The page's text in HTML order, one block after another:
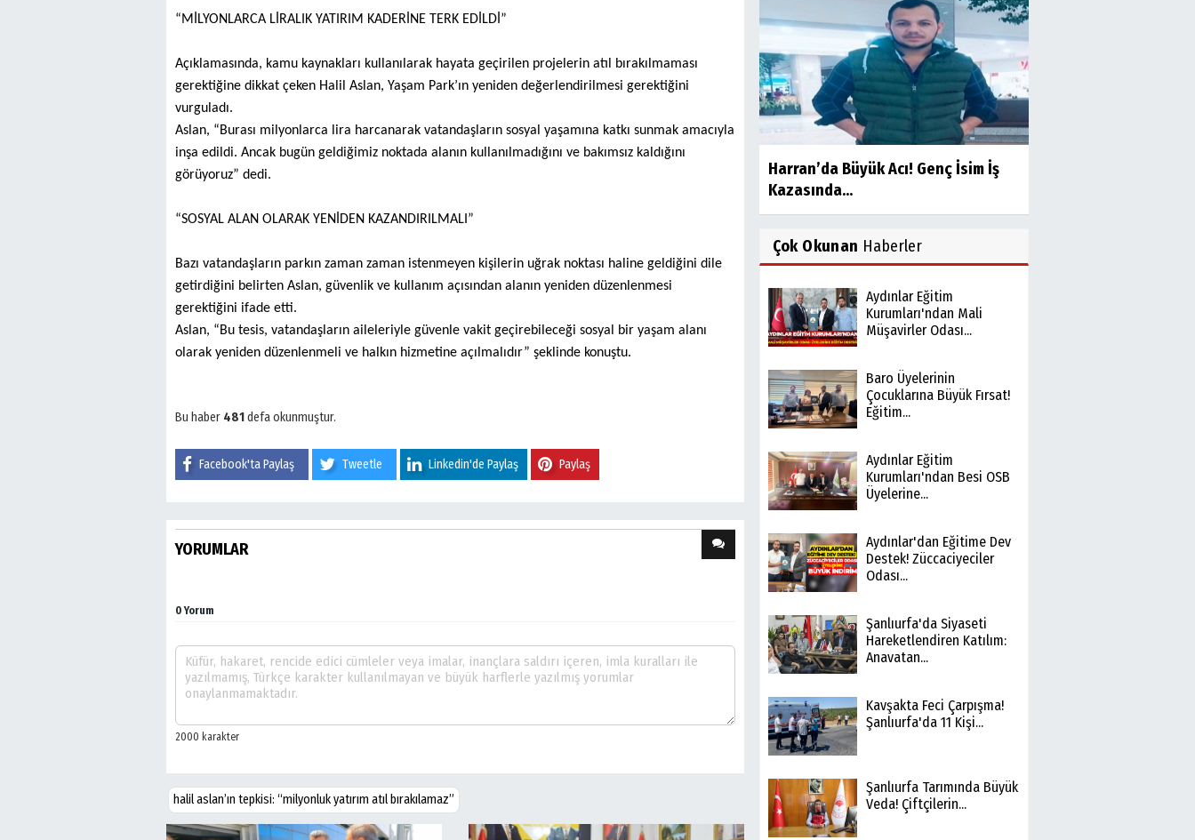
“MİLYONLARCA LİRALIK YATIRIM KADERİNE TERK EDİLDİ”
Açıklamasında, kamu kaynakları kullanılarak hayata geçirilen projelerin atıl bırakılmaması
gerektiğine dikkat çeken Halil Aslan, Yaşam Park’ın yeniden değerlendirilmesi gerektiğini
vurguladı.
Aslan, “Burası milyonlarca lira harcanarak vatandaşların sosyal yaşamına katkı sunmak amacıyla
inşa edildi. Ancak bugün geldiğimiz noktada alanın kullanılmadığını ve bakımsız kaldığını
görüyoruz” dedi.
“SOSYAL ALAN OLARAK YENİDEN KAZANDIRILMALI”
Bazı vatandaşların parkın zaman zaman istenmeyen kişilerin uğrak noktası haline geldiğini dile
getirdiğini belirten Aslan, güvenlik ve kullanım açısından alanın yeniden düzenlenmesi
gerektiğini ifade etti.
Aslan, “Bu tesis, vatandaşların aileleriyle güvenle vakit geçirebileceği sosyal bir yaşam alanı
olarak yeniden düzenlenmeli ve halkın hizmetine açılmalıdır” şeklinde konuştu.
Bu haber 481defa okunmuştur.
Facebook'ta Paylaş Tweetle Linkedin'de Paylaş Paylaş
YORUMLAR
0 Yorum
halil aslan’ın tepkisi: “milyonluk yatırım atıl bırakılamaz”
Harran’da Büyük Acı! Genç İsim İş
Kazasında...
Çok Okunan Haberler
Aydınlar Eğitim
Kurumları'ndan Mali
Müşavirler Odası...
Baro Üyelerinin
Çocuklarına Büyük Fırsat!
Eğitim...
Aydınlar Eğitim
Kurumları'ndan Besi OSB
Üyelerine...
Aydınlar'dan Eğitime Dev
Destek! Züccaciyeciler
Odası...
Şanlıurfa'da Siyaseti
Hareketlendiren Katılım:
Anavatan...
Kavşakta Feci Çarpışma!
Şanlıurfa'da 11 Kişi...
Şanlıurfa Tarımında Büyük
Veda! Çiftçilerin...